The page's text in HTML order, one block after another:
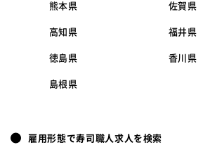
熊本県 佐賀県
高知県 福井県
徳島県 香川県
島根県
雇用形態で寿司職人求人を検索